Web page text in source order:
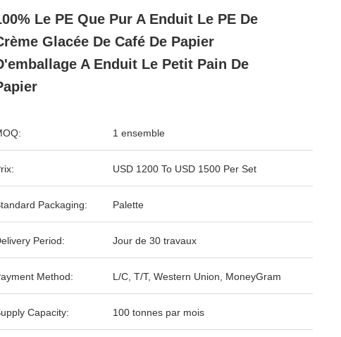
Le PE Que Pur A Enduit Le PE De
Glacée De Café De Papier
A Enduit Le Petit Pain De
1 ensemble
USD 1200 To USD 1500 Per Set
Packaging: Palette
Period: Jour de 30 travaux
Method: L/C, T/T, Western Union, MoneyGram
Capacity: 100 tonnes par mois